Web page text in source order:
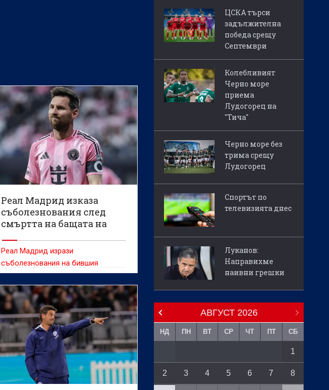
Реал Мадрид изказа
съболезнования след
смъртта на бащата на
Реал Мадрид изрази
съболезнования на бившия
футболист на Барселона Лионел
Меси за загубата на баща му
ЦСКА търси
задължителна
победа срещу
Септември
Колебливият
Черно море
приема
Лудогорец на
"Тича"
Черно море без
трима срещу
Лудогорец
Спортът по
телевизията днес
Луканов:
Направихме
наивни грешки
АВГУСТ 2026
НД ПН ВТ СР ЧТ ПТ СБ
1
2 3 4 5 6 7 8